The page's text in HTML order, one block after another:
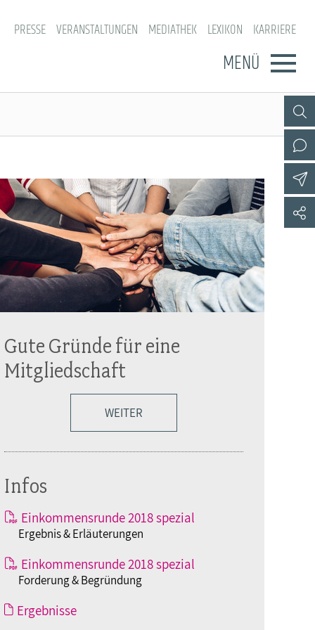
PRESSE VERANSTALTUNGEN MEDIATHEK LEXIKON KARRIERE
MENÜ
Gute Gründe für eine
Mitgliedschaft
WEITER
Infos
Einkommensrunde 2018 spezial
Ergebnis & Erläuterungen
Einkommensrunde 2018 spezial
Forderung & Begründung
Ergebnisse